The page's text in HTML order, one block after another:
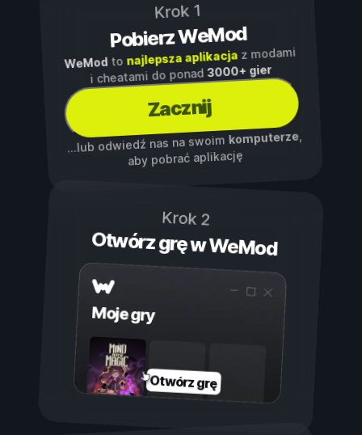
Krok 1
Pobierz WeMod
WeModto najlepsza aplikacjaz modami
i cheatami do ponad3000+ gier
Zacznij
...lub odwiedź nas na swoim komputerze,
aby pobrać aplikację
Krok 2
Otwórz grę w WeMod
Moje gry
Otwórz grę